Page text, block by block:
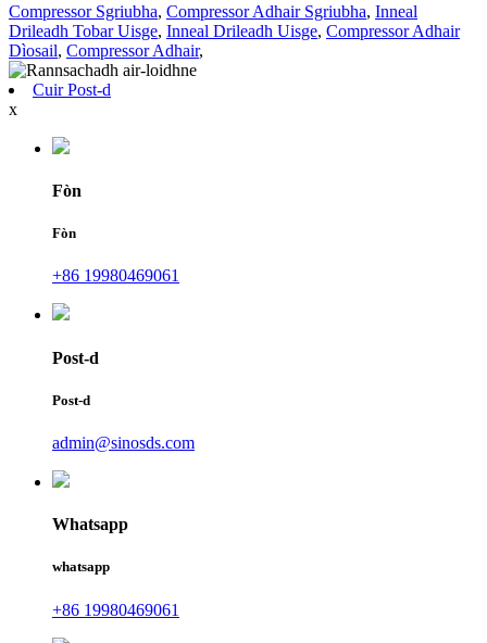
Compressor Sgriubha, Compressor Adhair Sgriubha, Inneal
Drileadh Tobar Uisge, Inneal Drileadh Uisge, Compressor Adhair
Dìosail, Compressor Adhair,
Cuir Post-d
x
Fòn
Fòn
+86 19980469061
Post-d
Post-d
admin@sinosds.com
Whatsapp
whatsapp
+86 19980469061